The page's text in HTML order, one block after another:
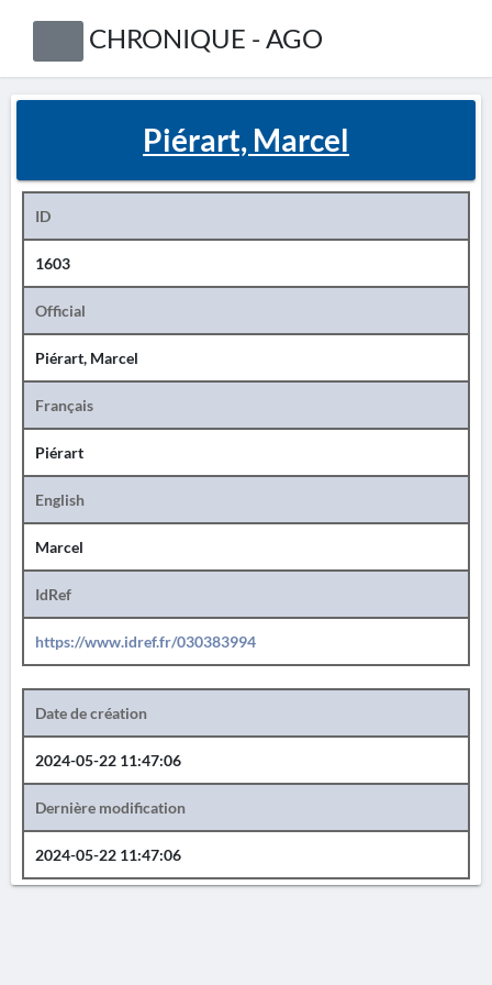
CHRONIQUE - AGO
Piérart, Marcel
ID
1603
Official
Piérart, Marcel
Français
Piérart
English
Marcel
IdRef
https://www.idref.fr/030383994
Date de création
2024-05-22 11:47:06
Dernière modification
2024-05-22 11:47:06